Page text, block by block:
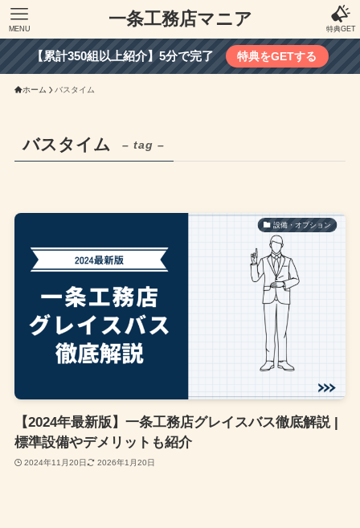
一条工務店マニア 特典GET
MENU
【累計350組以上紹介】5分で完了 特典をGETする
ホーム バスタイム
バスタイム – tag –
設備・オプション
【2024年最新版】一条工務店グレイスバス徹底解説 |
標準設備やデメリットも紹介
2024年11月20日 2026年1月20日